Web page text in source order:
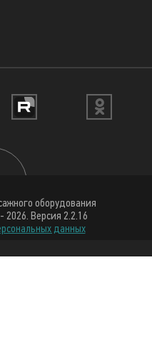
оборудования
2026. Версия 2.2.16
данных